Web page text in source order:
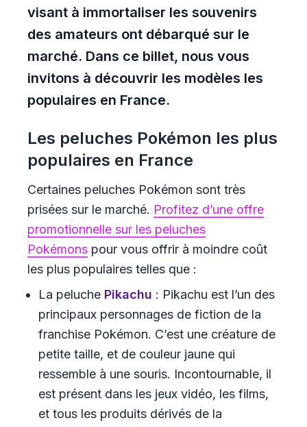
visant à immortaliser les souvenirs
des amateurs ont débarqué sur le
marché. Dans ce billet, nous vous
invitons à découvrir les modèles les
populaires en France.
Les peluches Pokémon les plus
populaires en France
Certaines peluches Pokémon sont très
prisées sur le marché. Profitez d’une offre
promotionnelle sur les peluches
Pokémons pour vous offrir à moindre coût
les plus populaires telles que :
La peluche Pikachu : Pikachu est l’un des
principaux personnages de fiction de la
franchise Pokémon. C’est une créature de
petite taille, et de couleur jaune qui
ressemble à une souris. Incontournable, il
est présent dans les jeux vidéo, les films,
et tous les produits dérivés de la